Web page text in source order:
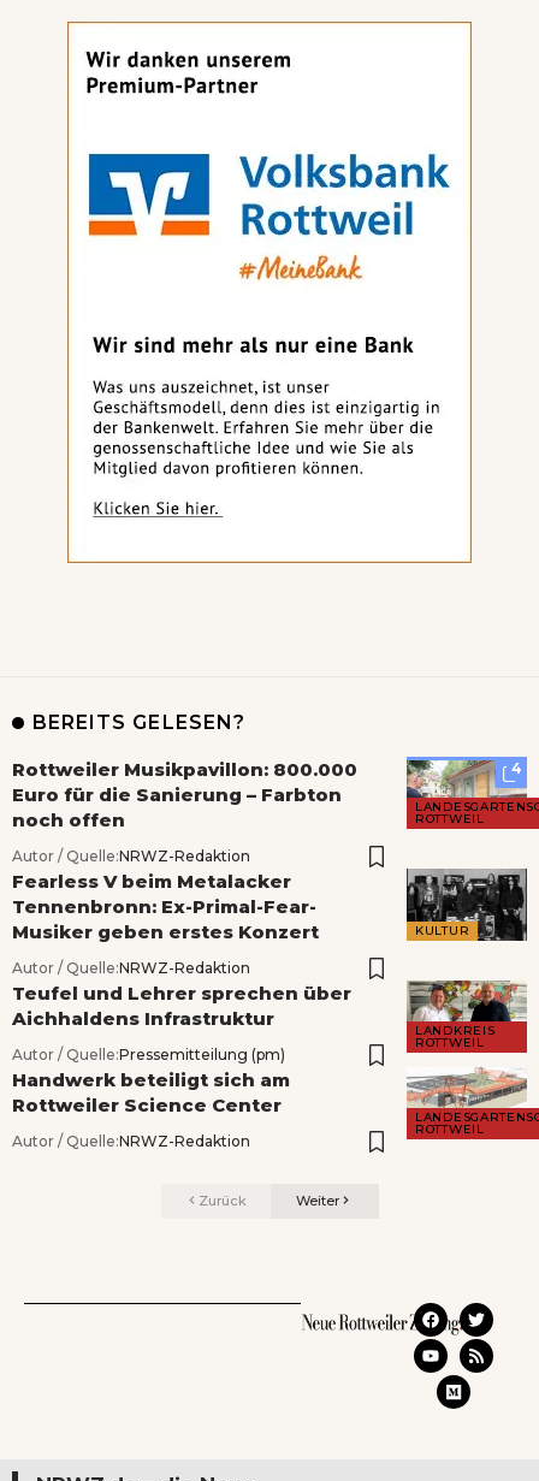
BEREITS GELESEN?
4
ROTTWEIL
Rottweiler Musikpavillon: 800.000
Euro für die Sanierung – Farbton
noch offen
Autor / Quelle:NRWZ-Redaktion
KULTUR
Fearless V beim Metalacker
Tennenbronn: Ex-Primal-Fear-
Musiker geben erstes Konzert
Autor / Quelle:NRWZ-Redaktion
LANDKREIS
ROTTWEIL
Teufel und Lehrer sprechen über
Aichhaldens Infrastruktur
Autor / Quelle:Pressemitteilung (pm)
ROTTWEIL
Handwerk beteiligt sich am
Rottweiler Science Center
Autor / Quelle:NRWZ-Redaktion
Zurück Weiter